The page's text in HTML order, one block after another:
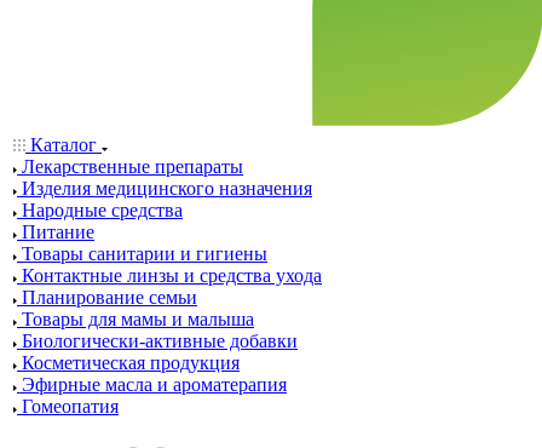
Каталог
Лекарственные препараты
Изделия медицинского назначения
Народные средства
Питание
Товары санитарии и гигиены
Контактные линзы и средства ухода
Планирование семьи
Товары для мамы и малыша
Биологически-активные добавки
Косметическая продукция
Эфирные масла и ароматерапия
Гомеопатия